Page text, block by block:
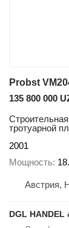
Probst
135 800 000
тротуарной
2001
Мощность
Австрия,
DGL HANDEL